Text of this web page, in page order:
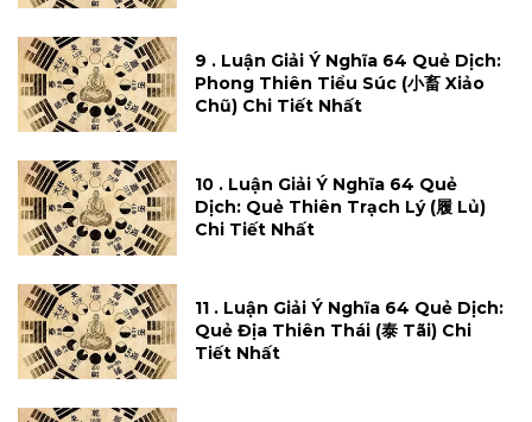
9 . Luận Giải Ý Nghĩa 64 Quẻ Dịch:
Phong Thiên Tiểu Súc (小畜 Xiảo
Chũ) Chi Tiết Nhất
10 . Luận Giải Ý Nghĩa 64 Quẻ
Dịch: Quẻ Thiên Trạch Lý (履 Lủ)
Chi Tiết Nhất
11 . Luận Giải Ý Nghĩa 64 Quẻ Dịch:
Quẻ Địa Thiên Thái (泰 Tãi) Chi
Tiết Nhất